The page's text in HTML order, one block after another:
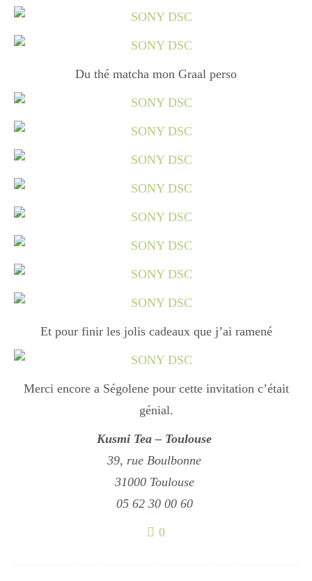
Semaines Spéciales
cupcake
apéro
Halloween
Japon
Boulette
Du thé matcha mon Graal perso
Et pour finir les jolis cadeaux que j’ai ramené
Merci encore a Ségolene pour cette invitation c’était
génial.
Kusmi Tea – Toulouse
39, rue Boulbonne
31000 Toulouse
05 62 30 00 60
0